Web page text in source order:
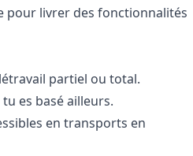
pour livrer des fonctionnalités
partiel ou total.
es basé ailleurs.
en transports en